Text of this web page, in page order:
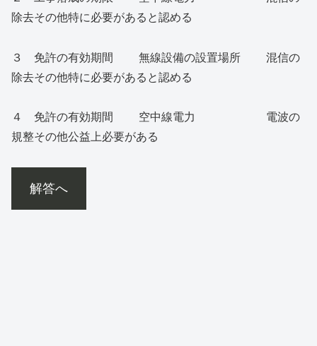
除去その他特に必要があると認める
３ 免許の有効期間 無線設備の設置場所 混信の
除去その他特に必要があると認める
４ 免許の有効期間 空中線電力 電波の
規整その他公益上必要がある
解答へ